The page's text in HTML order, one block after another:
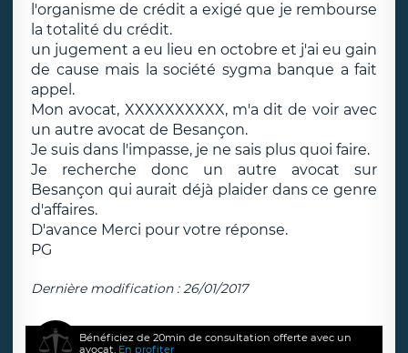
l'organisme de crédit a exigé que je rembourse
la totalité du crédit.
un jugement a eu lieu en octobre et j'ai eu gain
de cause mais la société sygma banque a fait
appel.
Mon avocat, XXXXXXXXXX, m'a dit de voir avec
un autre avocat de Besançon.
Je suis dans l'impasse, je ne sais plus quoi faire.
Je recherche donc un autre avocat sur
Besançon qui aurait déjà plaider dans ce genre
d'affaires.
D'avance Merci pour votre réponse.
PG
Dernière modification : 26/01/2017
Bénéficiez de 20min de consultation offerte avec un
avocat. En profiter